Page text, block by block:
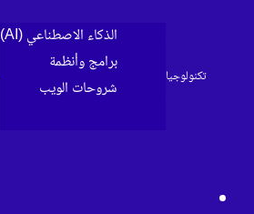
الرئيسية
تكنولوجيا
الذكاء الاصطناعي (AI)
برامج وأنظمة
شروحات الويب